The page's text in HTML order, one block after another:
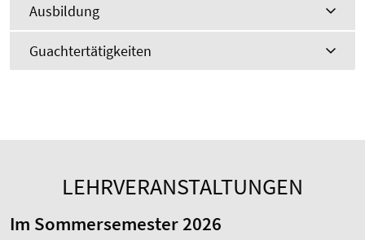
Ausbildung
Guachtertätigkeiten
LEHRVERANSTALTUNGEN
Im Sommersemester 2026